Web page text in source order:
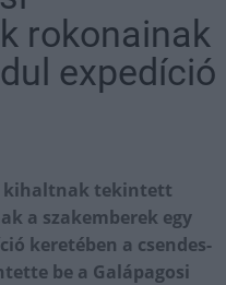
rokonainak
expedíció
kihaltnak tekintett
a szakemberek egy
keretében a csendes-
be a Galápagosi